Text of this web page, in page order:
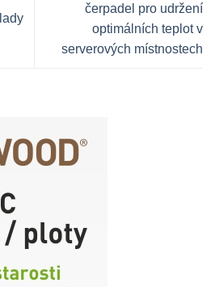
čerpadel pro udržení
optimálních teplot v
serverových místnostech